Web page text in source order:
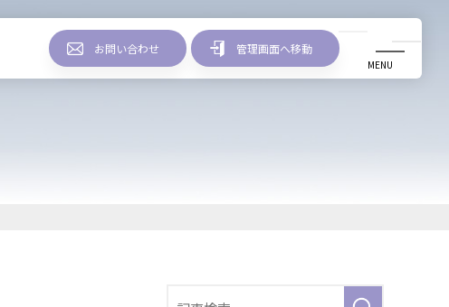
お問い合わせ 管理画面へ移動
MENU